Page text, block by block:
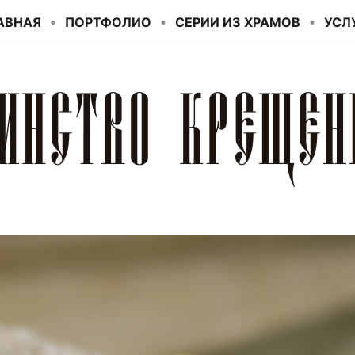
ПОРТФОЛИО СЕРИИ ИЗ ХРАМОВ